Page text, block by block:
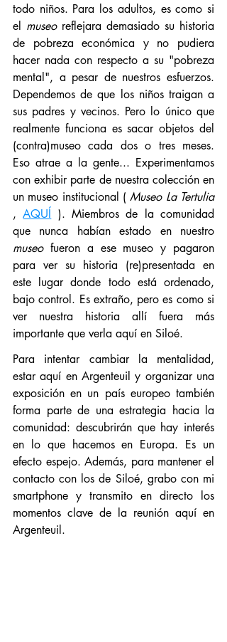
todo niños. Para los adultos, es como si
el museo reflejara demasiado su historia
de pobreza económica y no pudiera
hacer nada con respecto a su "pobreza
mental", a pesar de nuestros esfuerzos.
Dependemos de que los niños traigan a
sus padres y vecinos. Pero lo único que
realmente funciona es sacar objetos del
(contra)museo cada dos o tres meses.
Eso atrae a la gente... Experimentamos
con exhibir parte de nuestra colección en
un museo institucional ( Museo La Tertulia
, AQUÍ ). Miembros de la comunidad
museo fueron a ese museo y pagaron
para ver su historia (re)presentada en
este lugar donde todo está ordenado,
bajo control. Es extraño, pero es como si
ver nuestra historia allí fuera más
importante que verla aquí en Siloé.
Para intentar cambiar la mentalidad,
estar aquí en Argenteuil y organizar una
exposición en un país europeo también
forma parte de una estrategia hacia la
comunidad: descubrirán que hay interés
en lo que hacemos en Europa. Es un
efecto espejo. Además, para mantener el
contacto con los de Siloé, grabo con mi
smartphone y transmito en directo los
momentos clave de la reunión aquí en
Argenteuil.